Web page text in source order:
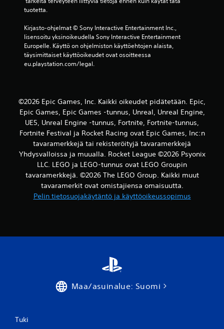
e
l
u
a
)
tuotetta.
Kirjasto-ohjelmat © Sony Interactive Entertainment Inc.,
lisensoitu yksinoikeudella Sony Interactive Entertainment
Europelle. Käyttö on ohjelmiston käyttöehtojen alaista,
täysimittaiset käyttöoikeudet ovat osoitteessa
eu.playstation.com/legal.
©2026 Epic Games, Inc. Kaikki oikeudet pidätetään. Epic,
Epic Games, Epic Games -tunnus, Unreal, Unreal Engine,
UE5, Unreal Engine -tunnus, Fortnite, Fortnite-tunnus,
Fortnite Festival ja Rocket Racing ovat Epic Games, Inc:n
tavaramerkkejä tai rekisteröityjä tavaramerkkejä
Yhdysvalloissa ja muualla. Rocket League ©2026 Psyonix
LLC. LEGO ja LEGO-tunnus ovat LEGO Groupin
tavaramerkkejä. ©2026 The LEGO Group. Kaikki muut
tavaramerkit ovat omistajiensa omaisuutta.
Pelin tietosuojakäytäntö ja käyttöoikeussopimus
Maa/asuinalue: Suomi
Tuki